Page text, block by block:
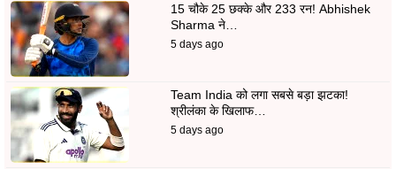
15 चौके 25 छक्के और 233 रन! Abhishek
Sharma ने…
5 days ago
Team India को लगा सबसे बड़ा झटका!
श्रीलंका के खिलाफ…
5 days ago